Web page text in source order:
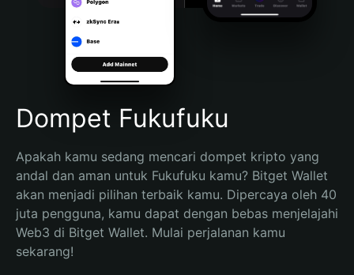
Português (Brasil)
Español (Argentina)
Dompet Fukufuku
Apakah kamu sedang mencari dompet kripto yang
andal dan aman untuk Fukufuku kamu? Bitget Wallet
akan menjadi pilihan terbaik kamu. Dipercaya oleh 40
juta pengguna, kamu dapat dengan bebas menjelajahi
Web3 di Bitget Wallet. Mulai perjalanan kamu
sekarang!